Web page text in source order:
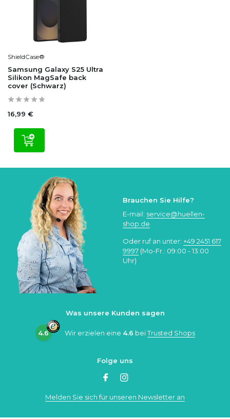
ShieldCase®
Samsung Galaxy S25 Ultra
Silikon MagSafe back
cover (Schwarz)
16,99 €
Brauchen Sie Hilfe?
E-mail: service@huellen-
shop.de
Oder ruf an unter: +49 2451 617
9997 (Mo-Fr.: 09:00 - 13:00
Uhr)
Was unsere Kunden sagen
4.6 Wir erzielen eine 4.6 beiTrusted Shops
Folge uns
Melden Sie sich für unseren Newsletter an